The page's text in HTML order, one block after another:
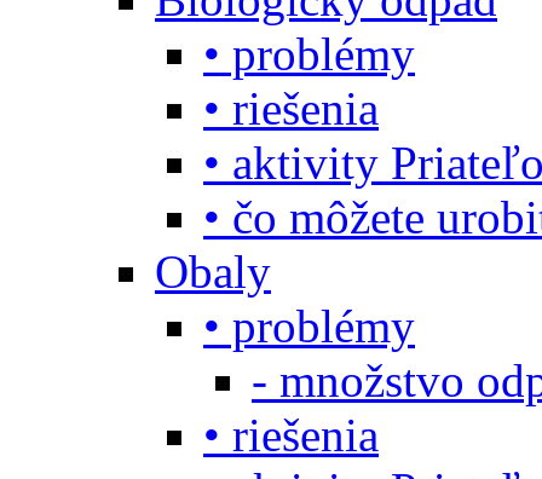
• problémy
• riešenia
• aktivity
• čo môžete
Obaly
• problémy
- množstvo
• riešenia